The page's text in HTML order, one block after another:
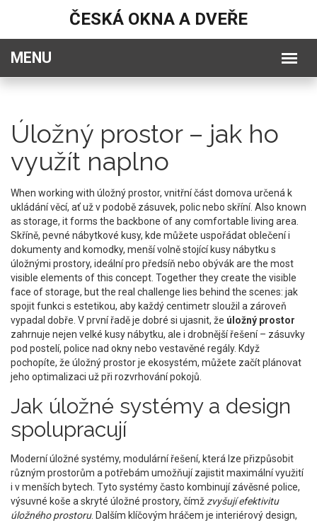
ČESKÁ OKNA A DVEŘE
Úložný prostor – jak ho
využít naplno
When working with úložný prostor, vnitřní část domova určená k
ukládání věcí, ať už v podobě zásuvek, polic nebo skříní. Also known
as storage, it forms the backbone of any comfortable living area.
Skříně, pevné nábytkové kusy, kde můžete uspořádat oblečení i
dokumentyand komodky, menší volně stojící kusy nábytku s
úložnými prostory, ideální pro předsíň nebo obývákare the most
visible elements of this concept. Together they create the visible
face of storage, but the real challenge lies behind the scenes: jak
spojit funkci s estetikou, aby každý centimetr sloužil a zároveň
vypadal dobře. V první řadě je dobré si ujasnit, že úložný prostor
zahrnuje nejen velké kusy nábytku, ale i drobnější řešení – zásuvky
pod postelí, police nad okny nebo vestavěné regály. Když
pochopíte, že úložný prostor je ekosystém, můžete začít plánovat
jeho optimalizaci už při rozvrhování pokojů.
Jak úložné systémy a design
spolupracují
Moderníúložné systémy, modulární řešení, která lze přizpůsobit
různým prostorům a potřebám umožňují zajistit maximální využití
i v menších bytech. Tyto systémy často kombinují závěsné police,
výsuvné koše a skryté úložné prostory, čímž zvyšují efektivitu
úložného prostoru. Dalším klíčovým hráčem je interiérový design,